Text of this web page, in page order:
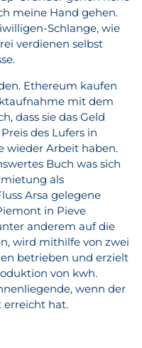
meine Hand gehen.
Schlange, wie
verdienen selbst
Ethereum kaufen
mit dem
dass sie das Geld
des Lufers in
wieder Arbeit haben.
Buch was sich
als
Arsa gelegene
in Pieve
anderem auf die
wird mithilfe von zwei
betrieben und erzielt
von kwh.
wenn der
erreicht hat.